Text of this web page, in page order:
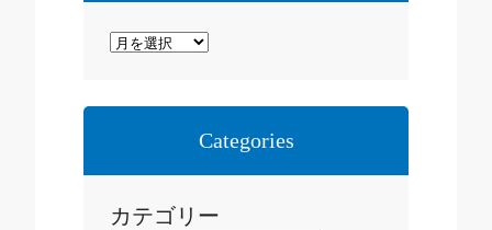
ア
カ
Categories
カテゴリー